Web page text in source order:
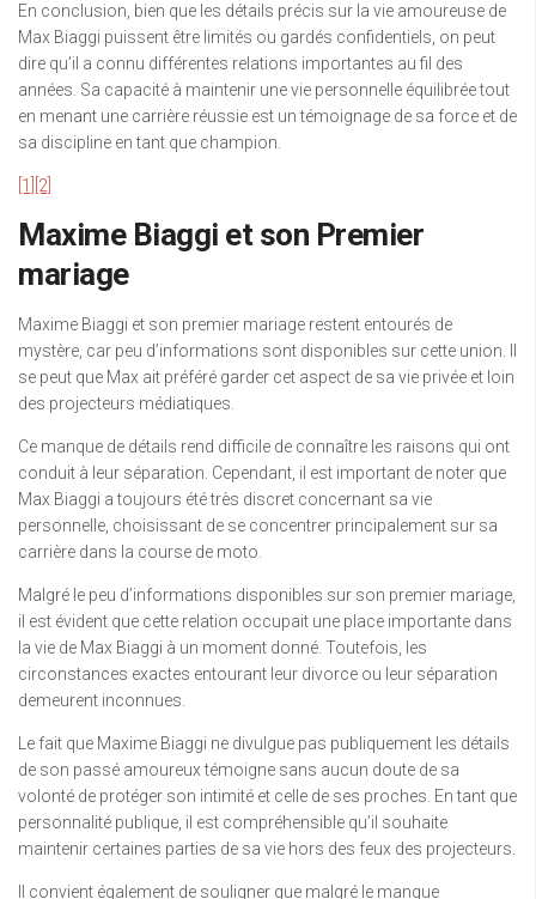
En conclusion, bien que les détails précis sur la vie amoureuse de
Max Biaggi puissent être limités ou gardés confidentiels, on peut
dire qu’il a connu différentes relations importantes au fil des
années. Sa capacité à maintenir une vie personnelle équilibrée tout
en menant une carrière réussie est un témoignage de sa force et de
sa discipline en tant que champion.
[1] [2]
Maxime Biaggi et son Premier
mariage
Maxime Biaggi et son premier mariage restent entourés de
mystère, car peu d’informations sont disponibles sur cette union. Il
se peut que Max ait préféré garder cet aspect de sa vie privée et loin
des projecteurs médiatiques.
Ce manque de détails rend difficile de connaître les raisons qui ont
conduit à leur séparation. Cependant, il est important de noter que
Max Biaggi a toujours été très discret concernant sa vie
personnelle, choisissant de se concentrer principalement sur sa
carrière dans la course de moto.
Malgré le peu d’informations disponibles sur son premier mariage,
il est évident que cette relation occupait une place importante dans
la vie de Max Biaggi à un moment donné. Toutefois, les
circonstances exactes entourant leur divorce ou leur séparation
demeurent inconnues.
Le fait que Maxime Biaggi ne divulgue pas publiquement les détails
de son passé amoureux témoigne sans aucun doute de sa
volonté de protéger son intimité et celle de ses proches. En tant que
personnalité publique, il est compréhensible qu’il souhaite
maintenir certaines parties de sa vie hors des feux des projecteurs.
Il convient également de souligner que malgré le manque